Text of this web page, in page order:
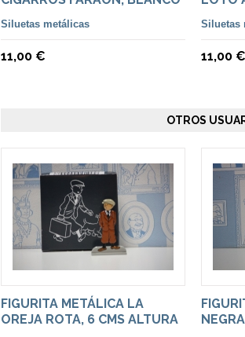
Siluetas metálicas
11,00 €
Siluetas
11,00 €
OTROS
FIGURITA METÁLICA LA
OREJA ROTA, 6 CMS ALTURA